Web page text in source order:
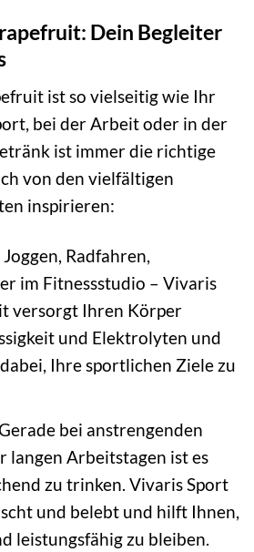
Dein Begleiter
ist so vielseitig wie Ihr
bei der Arbeit oder in der
ist immer die richtige
von den vielfältigen
inspirieren:
Radfahren,
im Fitnessstudio – Vivaris
versorgt Ihren Körper
und Elektrolyten und
Ihre sportlichen Ziele zu
bei anstrengenden
langen Arbeitstagen ist es
zu trinken. Vivaris Sport
und belebt und hilft Ihnen,
leistungsfähig zu bleiben.